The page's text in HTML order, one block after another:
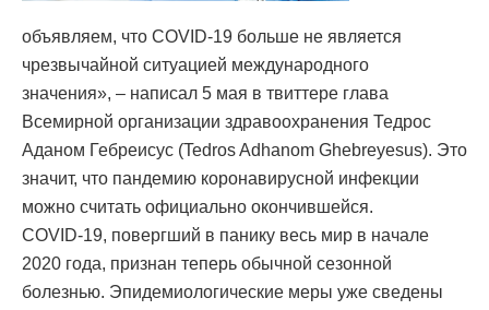
объявляем, что COVID-19 больше не является
чрезвычайной ситуацией международного
значения», – написал 5 мая в твиттере глава
Всемирной организации здравоохранения Тедрос
Аданом Гебреисус (Tedros Adhanom Ghebreyesus). Это
значит, что пандемию коронавирусной инфекции
можно считать официально окончившейся.
COVID-19, повергший в панику весь мир в начале
2020 года, признан теперь обычной сезонной
болезнью. Эпидемиологические меры уже сведены